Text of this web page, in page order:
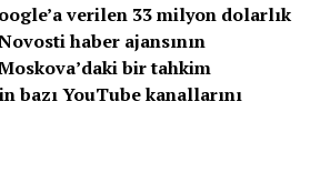
verilen 33 milyon dolarlık
haber ajansının
bir tahkim
bazı YouTube kanallarını